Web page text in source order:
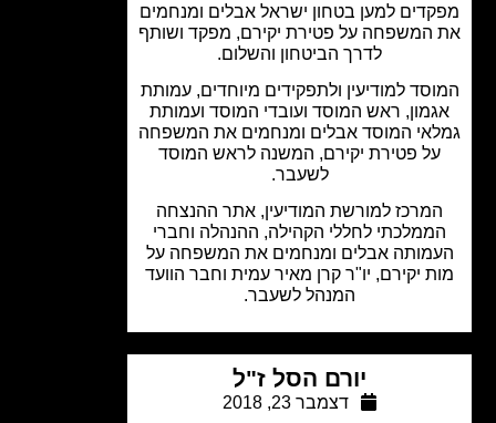
למען בטחון ישראל אבלים ומנחמים
על פטירת יקירם, מפקד ושותף
לדרך הביטחון והשלום.
למודיעין ולתפקידים מיוחדים, עמותת
ראש המוסד ועובדי המוסד ועמותת
המוסד אבלים ומנחמים את המשפחה
פטירת יקירם, המשנה לראש המוסד
לשעבר.
למורשת המודיעין, אתר ההנצחה
לחללי הקהילה, ההנהלה וחברי
אבלים ומנחמים את המשפחה על
יקירם, יו"ר קרן מאיר עמית וחבר הוועד
המנהל לשעבר.
יורם הסל ז"ל
דצמבר 23, 2018